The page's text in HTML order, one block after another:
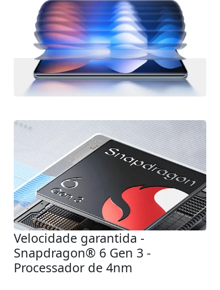
Velocidade garantida -
Snapdragon® 6 Gen 3 -
Processador de 4nm